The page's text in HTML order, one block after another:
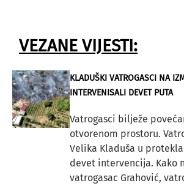
VEZANE VIJESTI:
KLADUŠKI VATROGASCI NA
INTERVENISALI DEVET PUTA
Vatrogasci bilježe
otvorenom prostoru.
Velika Kladuša u
devet intervencija. Kako
vatrogasac Grahović,